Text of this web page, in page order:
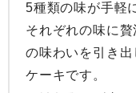
5種類の味が手軽
それぞれの味に
の味わいを引き
ケーキです。